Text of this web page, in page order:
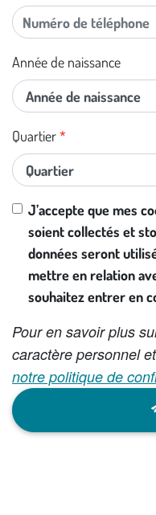
Année de naissance
Quartier
J’accepte que mes
soient collectés et
données seront
mettre en relation
souhaitez entrer en
Pour en savoir plus
caractère personnel
notre politique de